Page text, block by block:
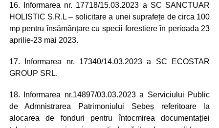
16. Informarea nr. 17718/15.03.2023 a SC SANCTUAR
HOLISTIC S.R.L – solicitare a unei suprafețe de circa 100
mp pentru însămânțare cu specii forestiere în perioada 23
aprilie-23 mai 2023.
17. Informarea nr. 17340/14.03.2023 a SC ECOSTAR
GROUP SRL.
18. Informarea nr.14897/03.03.2023 a Serviciului Public
de Admnistrarea Patrimoniului Sebeș referitoare la
alocarea de fonduri pentru întocmirea documentației